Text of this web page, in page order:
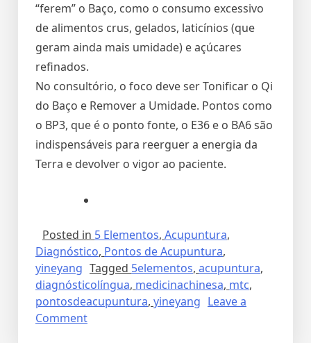
“ferem” o Baço, como o consumo excessivo
de alimentos crus, gelados, laticínios (que
geram ainda mais umidade) e açúcares
refinados.
No consultório, o foco deve ser Tonificar o Qi
do Baço e Remover a Umidade. Pontos como
o BP3, que é o ponto fonte, o E36 e o BA6 são
indispensáveis para reerguer a energia da
Terra e devolver o vigor ao paciente.
Posted in 5 Elementos, Acupuntura,
Diagnóstico, Pontos de Acupuntura,
yineyang Tagged 5elementos, acupuntura,
diagnósticolíngua, medicinachinesa, mtc,
pontosdeacupuntura, yineyang Leave a
Comment